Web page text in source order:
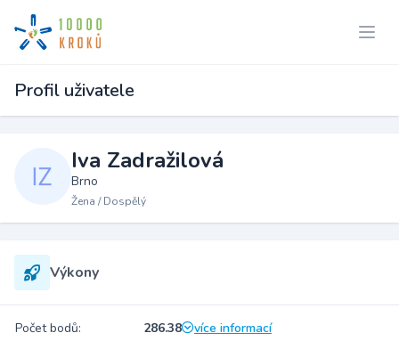
Profil uživatele
Iva Zadražilová
Brno
Žena / Dospělý
Výkony
Počet bodů: 286.38
více informací